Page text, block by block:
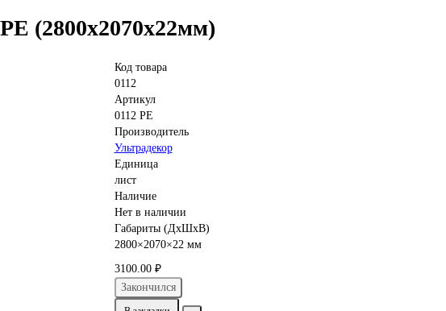
(2800х2070х22мм)
Код товара
0112
Артикул
0112 PE
Производитель
Ультрадекор
Единица
лист
Наличие
Нет в наличии
Габариты (ДхШхВ)
2800×2070×22 мм
3100.00 ₽
Закончился